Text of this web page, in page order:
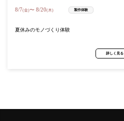
8/7(金)〜 8/20(木) 製作体験
夏休みのモノづくり体験
詳しく見る